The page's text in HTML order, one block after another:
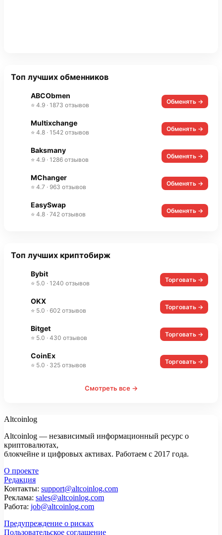
Топ лучших обменников
ABCObmen
⭐ 4.9 · 1873 отзывов Обменять →
Multixchange
⭐ 4.8 · 1542 отзывов Обменять →
Baksmany
⭐ 4.9 · 1286 отзывов Обменять →
MChanger
⭐ 4.7 · 963 отзывов Обменять →
EasySwap
⭐ 4.8 · 742 отзывов Обменять →
Топ лучших криптобирж
Bybit
⭐ 5.0 · 1240 отзывов Торговать →
OKX
⭐ 5.0 · 602 отзывов Торговать →
Bitget
⭐ 5.0 · 430 отзывов Торговать →
CoinEx
⭐ 5.0 · 325 отзывов Торговать →
Смотреть все →
Altcoinlog
Altcoinlog — независимый информационный ресурс о
криптовалютах,
блокчейне и цифровых активах. Работаем с 2017 года.
О проекте
Редакция
Контакты: support@altcoinlog.com
Реклама: sales@altcoinlog.com
Работа: job@altcoinlog.com
Предупреждение о рисках
Пользовательское соглашение